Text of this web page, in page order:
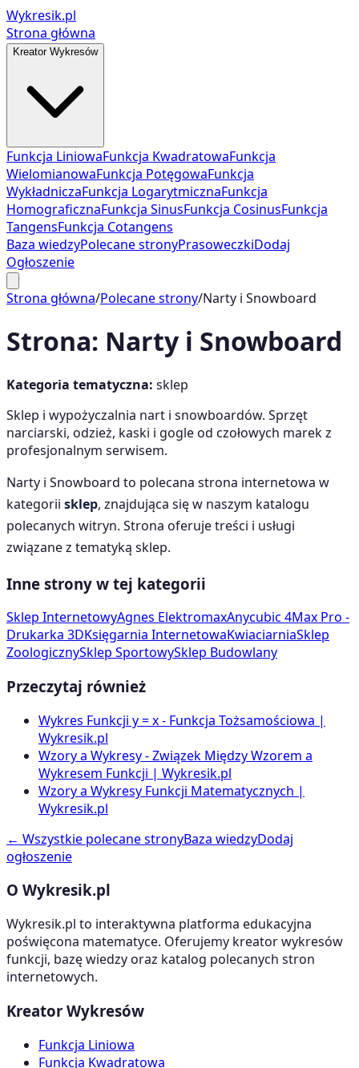
Wykresik.pl
Strona główna
Kreator Wykresów
Funkcja LiniowaFunkcja KwadratowaFunkcja
WielomianowaFunkcja PotęgowaFunkcja
WykładniczaFunkcja LogarytmicznaFunkcja
HomograficznaFunkcja SinusFunkcja CosinusFunkcja
TangensFunkcja Cotangens
Baza wiedzyPolecane stronyPrasoweczkiDodaj
Ogłoszenie
Strona główna/Polecane strony/Narty i Snowboard
Strona: Narty i Snowboard
Kategoria tematyczna: sklep
Sklep i wypożyczalnia nart i snowboardów. Sprzęt
narciarski, odzież, kaski i gogle od czołowych marek z
profesjonalnym serwisem.
Narty i Snowboard to polecana strona internetowa w
kategorii sklep, znajdująca się w naszym katalogu
polecanych witryn. Strona oferuje treści i usługi
związane z tematyką sklep.
Inne strony w tej kategorii
Sklep InternetowyAgnes ElektromaxAnycubic 4Max Pro -
Drukarka 3DKsięgarnia InternetowaKwiaciarniaSklep
ZoologicznySklep SportowySklep Budowlany
Przeczytaj również
Wykres Funkcji y = x - Funkcja Tożsamościowa |
Wykresik.pl
Wzory a Wykresy - Związek Między Wzorem a
Wykresem Funkcji | Wykresik.pl
Wzory a Wykresy Funkcji Matematycznych |
Wykresik.pl
← Wszystkie polecane stronyBaza wiedzyDodaj
ogłoszenie
O Wykresik.pl
Wykresik.pl to interaktywna platforma edukacyjna
poświęcona matematyce. Oferujemy kreator wykresów
funkcji, bazę wiedzy oraz katalog polecanych stron
internetowych.
Kreator Wykresów
Funkcja Liniowa
Funkcja Kwadratowa